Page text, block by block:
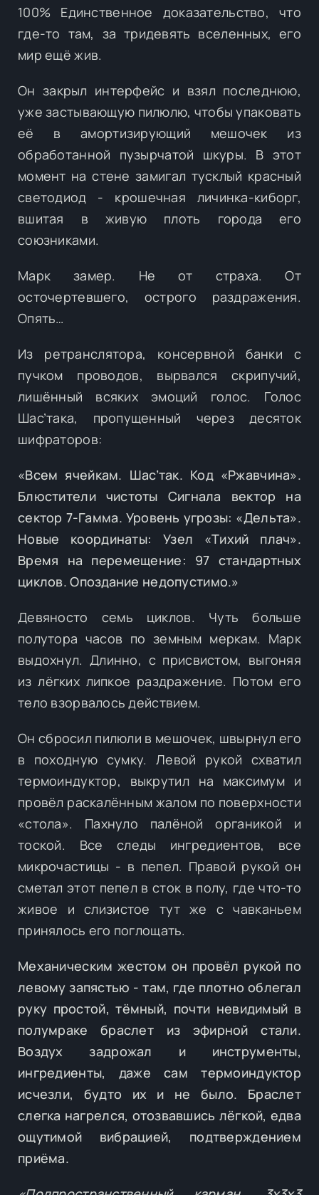
100% Единственное доказательство, что
где-то там, за тридевять вселенных, его
мир ещё жив.
Он закрыл интерфейс и взял последнюю,
уже застывающую пилюлю, чтобы упаковать
её в амортизирующий мешочек из
обработанной пузырчатой шкуры. В этот
момент на стене замигал тусклый красный
светодиод - крошечная личинка-киборг,
вшитая в живую плоть города его
союзниками.
Марк замер. Не от страха. От
осточертевшего, острого раздражения.
Опять…
Из ретранслятора, консервной банки с
пучком проводов, вырвался скрипучий,
лишённый всяких эмоций голос. Голос
Шас’така, пропущенный через десяток
шифраторов:
«Всем ячейкам. Шас’так. Код «Ржавчина».
Блюстители чистоты Сигнала вектор на
сектор 7-Гамма. Уровень угрозы: «Дельта».
Новые координаты: Узел «Тихий плач».
Время на перемещение: 97 стандартных
циклов. Опоздание недопустимо.»
Девяносто семь циклов. Чуть больше
полутора часов по земным меркам. Марк
выдохнул. Длинно, с присвистом, выгоняя
из лёгких липкое раздражение. Потом его
тело взорвалось действием.
Он сбросил пилюли в мешочек, швырнул его
в походную сумку. Левой рукой схватил
термоиндуктор, выкрутил на максимум и
провёл раскалённым жалом по поверхности
«стола». Пахнуло палёной органикой и
тоской. Все следы ингредиентов, все
микрочастицы - в пепел. Правой рукой он
сметал этот пепел в сток в полу, где что-то
живое и слизистое тут же с чавканьем
принялось его поглощать.
Механическим жестом он провёл рукой по
левому запястью - там, где плотно облегал
руку простой, тёмный, почти невидимый в
полумраке браслет из эфирной стали.
Воздух задрожал и инструменты,
ингредиенты, даже сам термоиндуктор
исчезли, будто их и не было. Браслет
слегка нагрелся, отозвавшись лёгкой, едва
ощутимой вибрацией, подтверждением
приёма.